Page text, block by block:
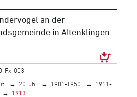
an der
in Altenklingen
Fx-003
20. Jh. 1901-1950
1911-
1913